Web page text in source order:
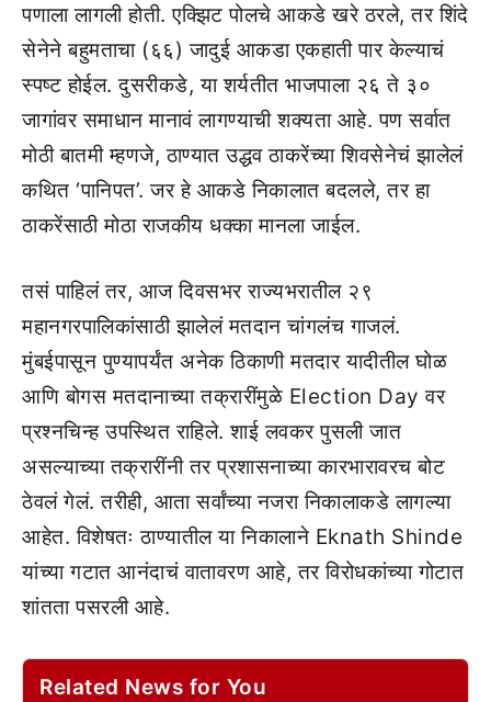
पणाला लागली होती. एक्झिट पोलचे आकडे खरे ठरले, तर शिंदे
सेनेने बहुमताचा (६६) जादुई आकडा एकहाती पार केल्याचं
स्पष्ट होईल. दुसरीकडे, या शर्यतीत भाजपाला २६ ते ३०
जागांवर समाधान मानावं लागण्याची शक्यता आहे. पण सर्वात
मोठी बातमी म्हणजे, ठाण्यात उद्धव ठाकरेंच्या शिवसेनेचं झालेलं
कथित ‘पानिपत’. जर हे आकडे निकालात बदलले, तर हा
ठाकरेंसाठी मोठा राजकीय धक्का मानला जाईल.
तसं पाहिलं तर, आज दिवसभर राज्यभरातील २९
महानगरपालिकांसाठी झालेलं मतदान चांगलंच गाजलं.
मुंबईपासून पुण्यापर्यंत अनेक ठिकाणी मतदार यादीतील घोळ
आणि बोगस मतदानाच्या तक्रारींमुळे Election Day वर
प्रश्नचिन्ह उपस्थित राहिले. शाई लवकर पुसली जात
असल्याच्या तक्रारींनी तर प्रशासनाच्या कारभारावरच बोट
ठेवलं गेलं. तरीही, आता सर्वांच्या नजरा निकालाकडे लागल्या
आहेत. विशेषतः ठाण्यातील या निकालाने Eknath Shinde
यांच्या गटात आनंदाचं वातावरण आहे, तर विरोधकांच्या गोटात
शांतता पसरली आहे.
Related News for You